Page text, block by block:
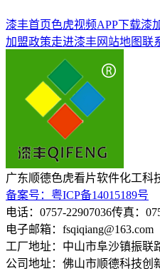
漆丰首页色虎视频APP下载漆
加盟政策走进漆丰网站地图联
广东顺德色虎看片软件化工科
备案号：粤ICP备14015189号
电话：0757-22907036传真：
电子邮箱：fsqiqiang@163.com
工厂地址：中山市阜沙镇振联
公司地址：佛山市顺德科技创